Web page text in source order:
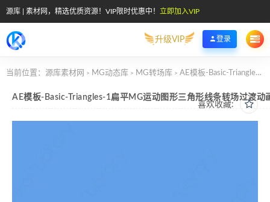
源库 | 素材网，精选优质资源！VIP限时优惠中！ 立即加入VIP
升级VIP 登录
当前位置： 源库素材网 > MG动态库 > MG转场库 > AE模板-Basic-Triangles-1扁平MG运动图形三角形线条转场过渡动画
喜欢收藏:
AE模板-Basic-Triangles-1扁平MG运动图形三角形线条转场过渡动